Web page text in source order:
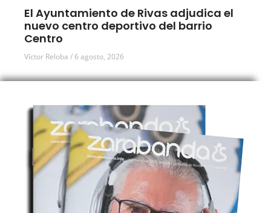
El Ayuntamiento de Rivas adjudica el
nuevo centro deportivo del barrio
Centro
Víctor Reloba 6 agosto, 2026